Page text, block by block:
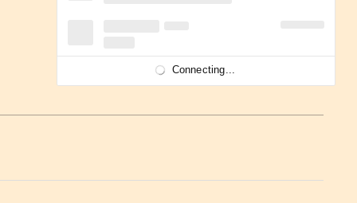
Connecting...